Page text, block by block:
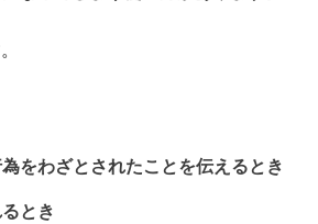
をわざとされたことを伝えるとき
とき